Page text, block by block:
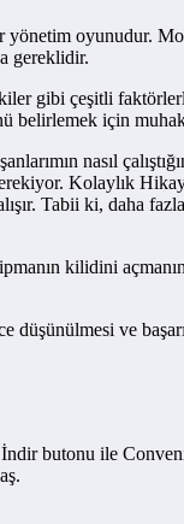
yönetim oyunudur.
gereklidir.
gibi çeşitli
belirlemek için
nasıl
Kolaylık
Tabii ki, daha
kilidini
düşünülmesi ve
butonu ile